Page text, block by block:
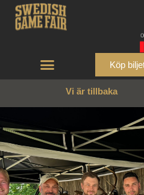
Köp
Vi är tillbaka